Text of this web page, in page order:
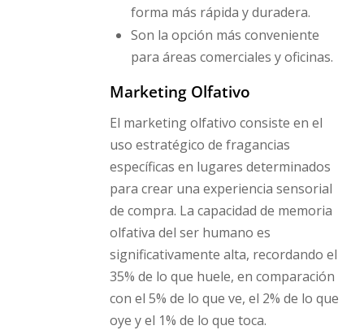
forma más rápida y duradera.
Son la opción más conveniente
para áreas comerciales y oficinas.
Marketing Olfativo
El marketing olfativo consiste en el
uso estratégico de fragancias
específicas en lugares determinados
para crear una experiencia sensorial
de compra. La capacidad de memoria
olfativa del ser humano es
significativamente alta, recordando el
35% de lo que huele, en comparación
con el 5% de lo que ve, el 2% de lo que
oye y el 1% de lo que toca.